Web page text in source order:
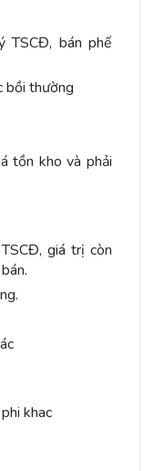
TSCĐ, bán phế
bồi thường
tồn kho và phải
giá trị còn